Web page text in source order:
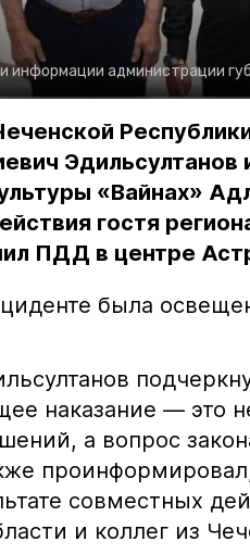
информации администрации
Эдильсултанов
«Вайнах»
гостя
ПДД в центре
была
наказание — это
а вопрос
совместных
и коллег из